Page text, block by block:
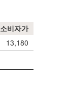
소비자가
13,180